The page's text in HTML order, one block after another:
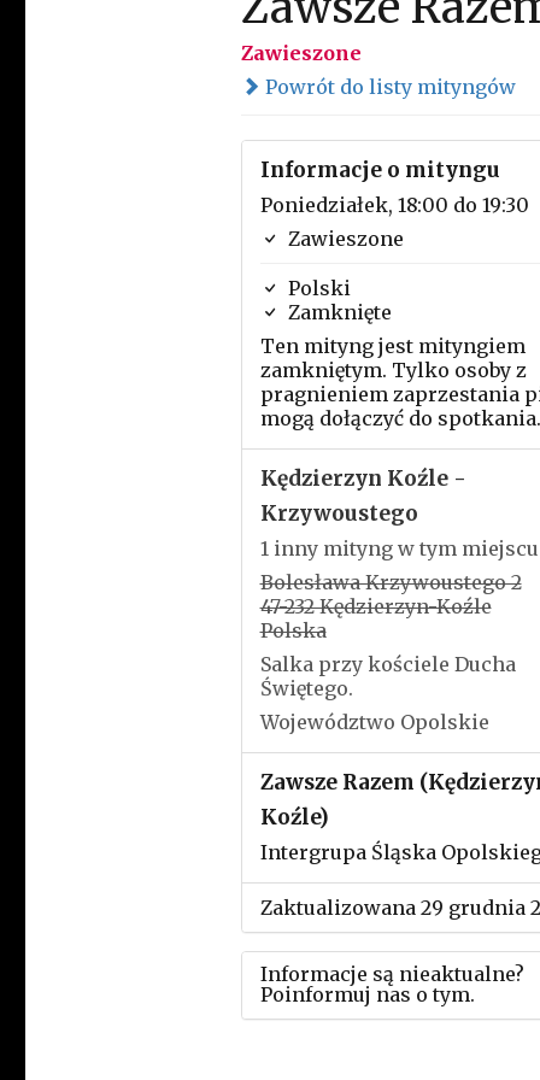
Zawieszone
Powrót do listy mityngów
Informacje o mityngu
Poniedziałek, 18:00 do 19:30
Zawieszone
Polski
Zamknięte
Ten mityng jest mityngiem
zamkniętym. Tylko osoby z
pragnieniem zaprzestania
mogą dołączyć do spotkania.
Kędzierzyn Koźle -
Krzywoustego
1 inny mityng w tym miejscu
Bolesława Krzywoustego 2
47-232 Kędzierzyn-Koźle
Polska
Salka przy kościele Ducha
Świętego.
Województwo Opolskie
Zawsze Razem
Koźle)
Intergrupa Śląska
Zaktualizowana 29 grudnia
Informacje są nieaktualne?
Poinformuj nas o tym.